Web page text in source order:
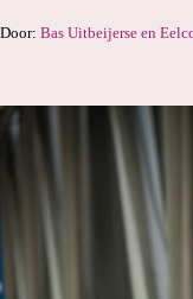
Bas Uitbeijerse en